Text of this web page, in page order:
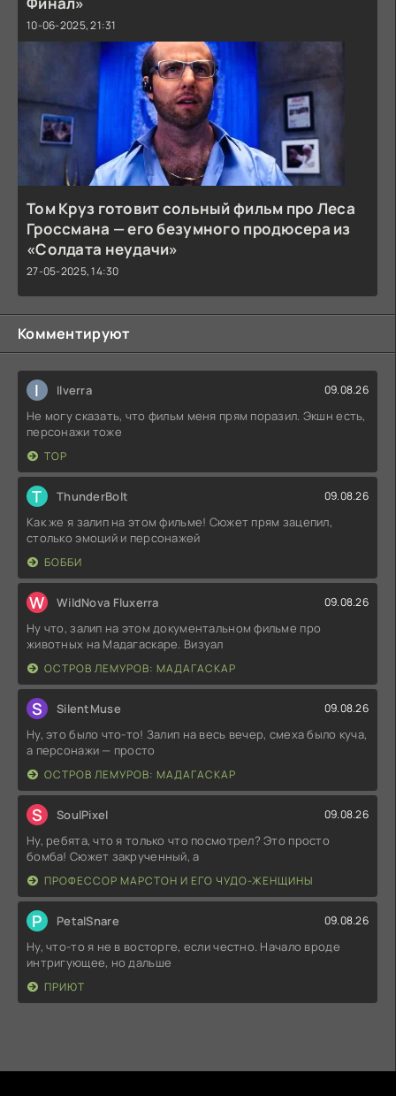
10-06-2025, 21:31
Том Круз готовит сольный фильм про Леса
Гроссмана — его безумного продюсера из
«Солдата неудачи»
27-05-2025, 14:30
Комментируют
I Ilverra 09.08.26
Не могу сказать, что фильм меня прям поразил. Экшн есть,
персонажи тоже
ТОР
T ThunderBolt 09.08.26
Как же я залип на этом фильме! Сюжет прям зацепил,
столько эмоций и персонажей
БОББИ
W WildNova Fluxerra 09.08.26
Ну что, залип на этом документальном фильме про
животных на Мадагаскаре. Визуал
ОСТРОВ ЛЕМУРОВ: МАДАГАСКАР
S SilentMuse 09.08.26
Ну, это было что-то! Залип на весь вечер, смеха было куча,
а персонажи — просто
ОСТРОВ ЛЕМУРОВ: МАДАГАСКАР
S SoulPixel 09.08.26
Ну, ребята, что я только что посмотрел? Это просто
бомба! Сюжет закрученный, а
ПРОФЕССОР МАРСТОН И ЕГО ЧУДО-ЖЕНЩИНЫ
P PetalSnare 09.08.26
Ну, что-то я не в восторге, если честно. Начало вроде
интригующее, но дальше
ПРИЮТ